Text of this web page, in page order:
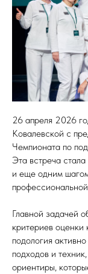
26 апреля 2026
Ковалевской с
Чемпионата по
Эта встреча
и еще одним
Главной задачей
критериев оценки
подология
подходов и
ориентиры,